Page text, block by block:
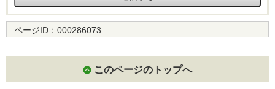
ページID： 000286073
このページのトップへ